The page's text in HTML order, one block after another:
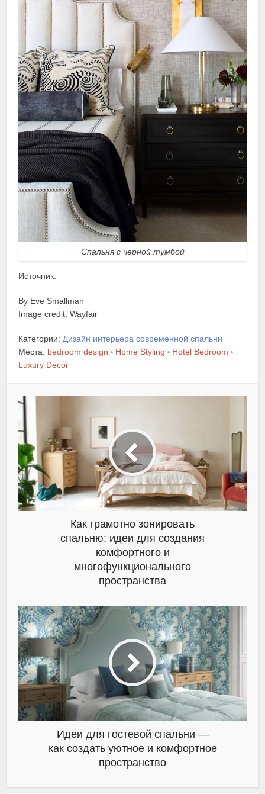
Спальня с черной тумбой
Источник:
By Eve Smallman
Image credit: Wayfair
Категории: Дизайн интерьера современной спальни
Места: bedroom design • Home Styling • Hotel Bedroom •
Luxury Decor
Как грамотно зонировать
спальню: идеи для создания
комфортного и
многофункционального
пространства
Идеи для гостевой спальни —
как создать уютное и комфортное
пространство